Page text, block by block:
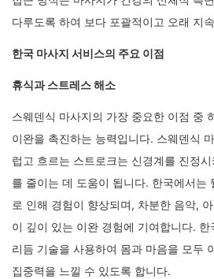
다루도록 하여 보다 포괄적이고 오래 지
한국 마사지 서비스의 주요 이점
휴식과 스트레스 해소
스웨덴식 마사지의 가장 중요한 이점 중
이완을 촉진하는 능력입니다. 스웨덴식
럽고 흐르는 스트로크는 신경계를 진정
를 줄이는 데 도움이 됩니다. 한국에서는
로 인해 경험이 향상되며, 차분한 음악,
이 깊이 있는 이완 경험에 기여합니다.
리듬 기술을 사용하여 몸과 마음을 모두
집중력을 느낄 수 있도록 합니다.